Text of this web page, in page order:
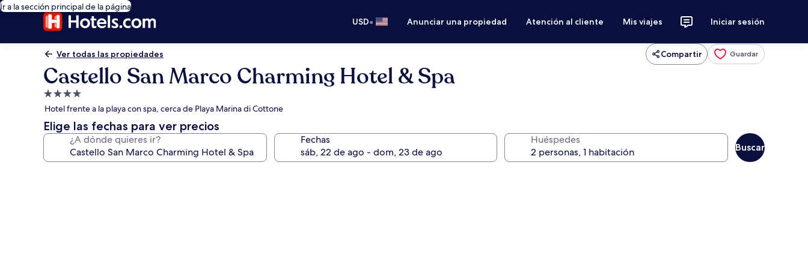
Ir a la sección principal de la página
USD• Anunciar una propiedad Atención al cliente Mis viajes Iniciar sesión
Ver todas las propiedades Compartir Guardar
Castello San Marco Charming Hotel & Spa
Propiedad
de
4.0
estrellas
Hotel frente a la playa con spa, cerca de Playa Marina di Cottone
Elige las fechas para ver precios
¿A dónde quieres ir? Fechas Huéspedes
Buscar